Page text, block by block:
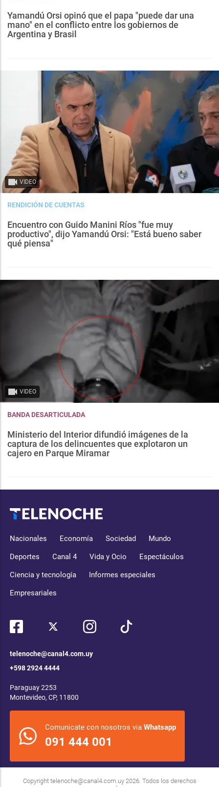
Yamandú Orsi opinó que el papa "puede dar una
mano" en el conflicto entre los gobiernos de
Argentina y Brasil
VIDEO
RENDICIÓN DE CUENTAS
Encuentro con Guido Manini Ríos "fue muy
productivo", dijo Yamandú Orsi: "Está bueno saber
qué piensa"
VIDEO
BANDA DESARTICULADA
Ministerio del Interior difundió imágenes de la
captura de los delincuentes que explotaron un
cajero en Parque Miramar
Nacionales Economía Sociedad Mundo
Deportes Canal 4 Vida y Ocio Espectáculos
Ciencia y tecnología Informes especiales
Empresariales
telenoche@canal4.com.uy
+598 2924 4444
Paraguay 2253
Montevideo, CP, 11800
Comunicate con nosotros via Whatsapp
091 444 001
Copyright telenoche@canal4.com.uy2026. Todos los derechos